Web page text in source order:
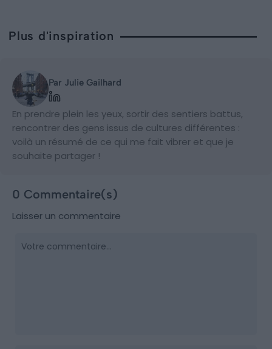
Plus d'inspiration
Par Julie Gailhard
En prendre plein les yeux, sortir des sentiers battus,
rencontrer des gens issus de cultures différentes :
voilà un résumé de ce qui me fait vibrer et que je
souhaite partager !
0 Commentaire(s)
Laisser un commentaire